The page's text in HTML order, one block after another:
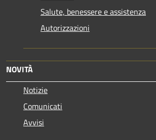
Salute, benessere e assistenza
Autorizzazioni
NOVITÀ
Notizie
Comunicati
Avvisi